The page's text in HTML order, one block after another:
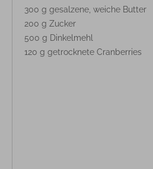
300 g gesalzene, weiche Butter
200 g Zucker
500 g Dinkelmehl
120 g getrocknete Cranberries